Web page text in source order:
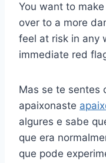
You want to
over to a more
feel at risk in any
immediate red
Mas se te sentes
apaixonaste
algures e sabe
que era
que pode